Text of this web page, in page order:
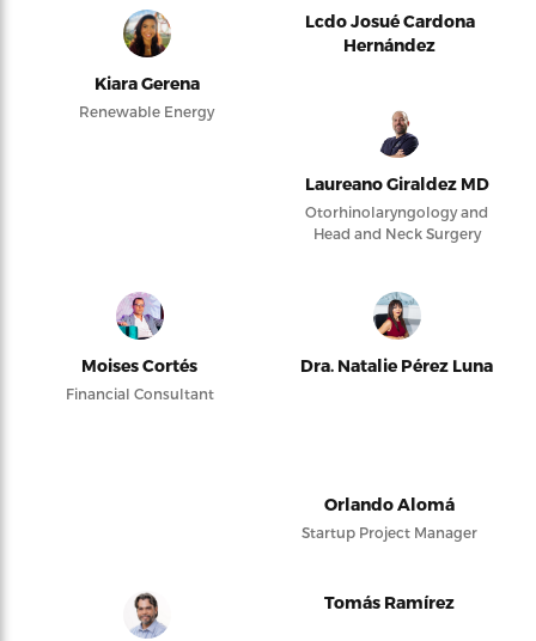
Kiara Gerena
Renewable Energy
Lcdo Josué Cardona
Hernández
Laureano Giraldez MD
Otorhinolaryngology and
Head and Neck Surgery
Moises Cortés
Financial Consultant
Dra. Natalie Pérez Luna
Orlando Alomá
Startup Project Manager
Tomás Ramírez